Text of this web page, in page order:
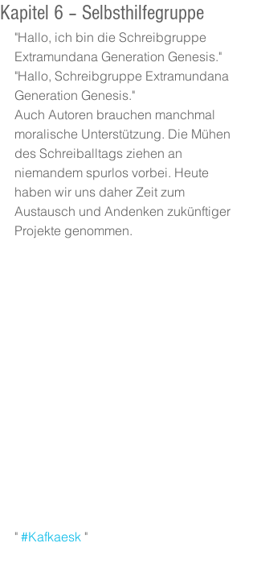
Kapitel 6 – Selbsthilfegruppe
"Hallo, ich bin die Schreibgruppe
Extramundana Generation Genesis."
"Hallo, Schreibgruppe Extramundana
Generation Genesis."
Auch Autoren brauchen manchmal
moralische Unterstützung. Die Mühen
des Schreiballtags ziehen an
niemandem spurlos vorbei. Heute
haben wir uns daher Zeit zum
Austausch und Andenken zukünftiger
Projekte genommen.
" #Kafkaesk "